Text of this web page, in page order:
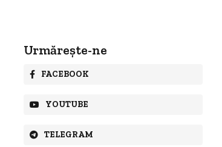
Urmărește-ne
FACEBOOK
YOUTUBE
TELEGRAM